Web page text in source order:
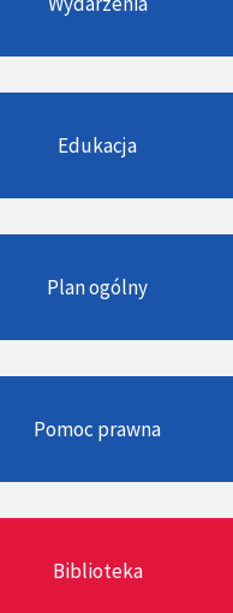
Edukacja
Plan ogólny
Pomoc prawna
Biblioteka